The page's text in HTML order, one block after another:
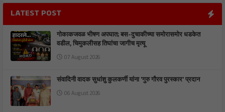
LATEST POST
गोकाकजवळ भीषण अपघात; बस-दुचाकीच्या समोरासमोर धडकेत
वडील, चिमुकलीसह तिघांचा जागीच मृत्यू
07 August 2026
संवादिनी वादक सुधांशु कुलकर्णी यांना 'गुरु गौरव पुरस्कार' प्रदान
06 August 2026